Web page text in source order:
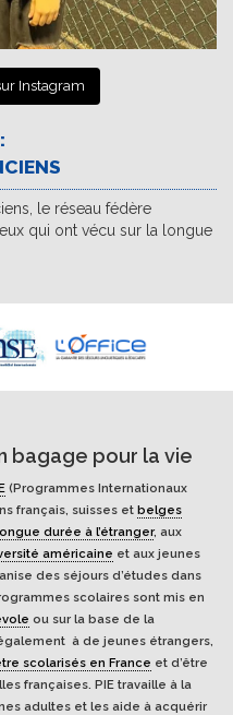
Instagram
le réseau fédère
qui ont vécu sur la longue
bagage pour la vie
(Programmes Internationaux
français, suisses et belges
durée à l’étranger, aux
américaine et aux jeunes
des séjours d’études dans
scolaires sont mis en
ou sur la base de la
à de jeunes étrangers,
scolarisés en France et d’être
françaises. PIE travaille à la
adultes et les aide à acquérir